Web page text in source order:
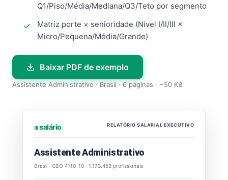
Q1/Piso/Média/Mediana/Q3/Teto por segmento
Matriz porte × senioridade (Nível I/II/III ×
Micro/Pequena/Média/Grande)
Baixar PDF de exemplo
Assistente Administrativo · Brasil · 6 páginas · ~50 KB
⏐⏐⏐ salário RELATÓRIO SALARIAL EXECUTIVO
Assistente Administrativo
Brasil · CBO 4110-10 · 1.173.453 profissionais